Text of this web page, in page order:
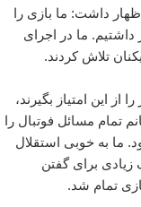
داشت: ما بازی را
داشتیم. ما در اجرای
تلاش کردند.
از این امتیاز بگیرند،
تمام مسائل فوتبال را
ما به خوبی استقلال
زیادی برای گفتن
تمام شد.